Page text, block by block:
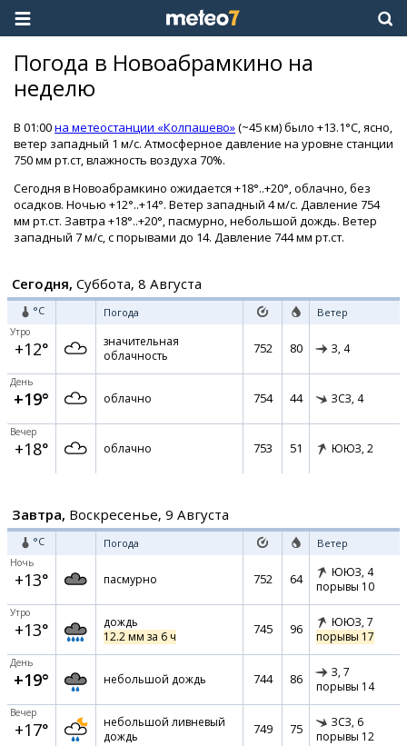
Погода в Новоабрамкино на
неделю
В 01:00на метеостанции «Колпашево»(~45 км) было +13.1°C, ясно,
ветер западный 1 м/с. Атмосферное давление на уровне станции
750 мм рт.ст, влажность воздуха 70%.
Сегодня в Новоабрамкино ожидается +18°..+20°, облачно, без
осадков. Ночью +12°..+14°. Ветер западный 4 м/с. Давление 754
мм рт.ст. Завтра +18°..+20°, пасмурно, небольшой дождь. Ветер
западный 7 м/с, с порывами до 14. Давление 744 мм рт.ст.
Сегодня, Суббота, 8 Августа
°C Погода Ветер
Утро
+12°
значительная
облачность
752 80 З, 4
День
+19° облачно 754 44 ЗСЗ, 4
Вечер
+18° облачно 753 51 ЮЮЗ, 2
Завтра, Воскресенье, 9 Августа
°C Погода Ветер
Ночь
+13° пасмурно 752 64 ЮЮЗ, 4
порывы 10
Утро
+13°
дождь
12.2 мм за 6 ч
745 96 ЮЮЗ, 7
порывы 17
День
+19° небольшой дождь 744 86 З, 7
порывы 14
Вечер
+17°
небольшой ливневый
дождь
749 75 ЗСЗ, 6
порывы 12